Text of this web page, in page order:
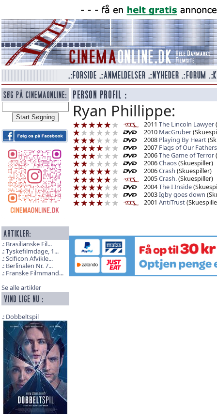
Brasilianske Fil...
Tyskefilmdage, 1...
Scificon Afvikle...
Berlinalen Nr. 7...
Franske Filmmand...
Se alle artikler
Dobbeltspil
Ryan Phillippe:
2011 The Lincoln Lawyer
2010 MacGruber
2008 Playing By Heart
2007 Flags of Our Fathers
2006The Game of Terror
2006Chaos(Skuespiller)
2006Crash (Skuespiller)
2005Crash.(Skuespiller)
2004The I Inside
2003Igby goes down
2001 AntiTrust